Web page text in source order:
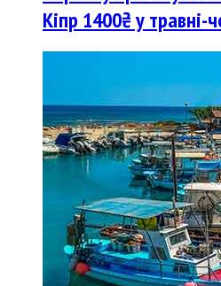
Кіпр 1400₴ у травні-